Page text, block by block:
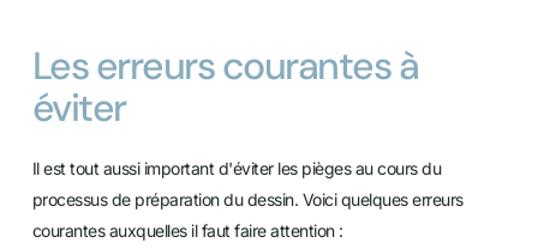
Les erreurs courantes à
éviter
Il est tout aussi important d'éviter les pièges au cours du
processus de préparation du dessin. Voici quelques erreurs
courantes auxquelles il faut faire attention :